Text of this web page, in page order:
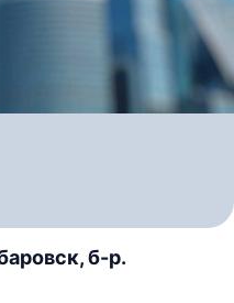
б-р.